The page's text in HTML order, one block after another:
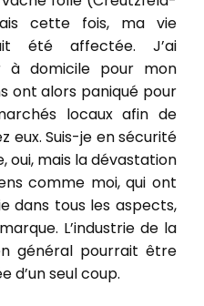
cette fois, ma vie
été affectée. J’ai
à domicile pour mon
ont alors paniqué pour
locaux afin de
eux. Suis-je en sécurité
oui, mais la dévastation
comme moi, qui ont
dans tous les aspects,
L’industrie de la
général pourrait être
d’un seul coup.